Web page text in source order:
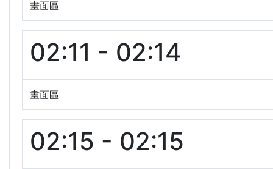
畫面區
02:11 - 02:14
畫面區
02:15 - 02:15